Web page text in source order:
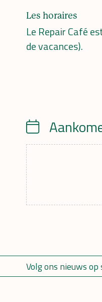
Les horaires
Le Repair Café
de vacances).
Calendar
Volg ons nieuws